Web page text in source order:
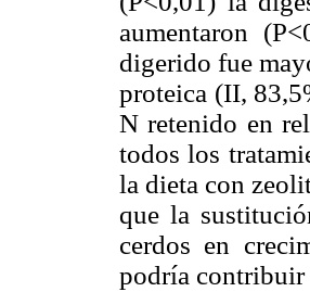
aumentaron
digerido fue
proteica (II,
N retenido en
todos los
la dieta con
que la
cerdos en
podría contribuir